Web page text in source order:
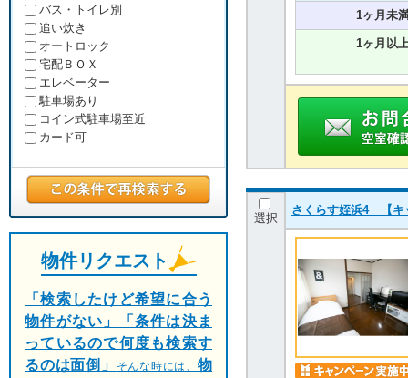
1ヶ月未
1ヶ月以
選択
さくらす姪浜4 【キ
バス・トイレ別
追い炊き
オートロック
宅配ＢＯＸ
エレベーター
駐車場あり
コイン式駐車場至近
カード可
物件リクエスト
「検索したけど希望に合う
物件がない」「条件は決ま
っているので何度も検索す
るのは面倒」
そんな時には、物